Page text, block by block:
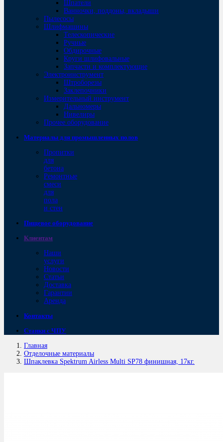
Шпатели
Ванночки, поддоны, вкладыши
Пылесосы
Шлифмашины
Телескопические
Ручные
Обдирочные
Круги шлифовальные
Запчасти и комплектующие
Электроинструмент
Штроборезы
Заклепочники
Измерительный инструмент
Дальномеры
Нивелиры
Прочее оборудование
Материалы для промышленных полов
Пропитки
для
бетона
Ремонтные
смеси
для
пола
и стен
Пищевое оборудование
Клиентам
Наши
услуги
Новости
Статьи
Доставка
Гарантии
Аренда
Контакты
Станки с ЧПУ
Главная
Отделочные материалы
Шпаклевка Spektrum Airless Multi SP78 финишная, 17кг.